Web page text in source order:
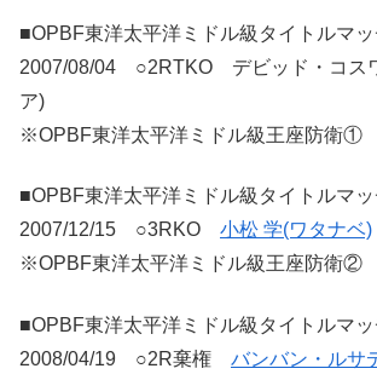
■OPBF東洋太平洋ミドル級タイトルマッ
2007/08/04 ○2RTKO デビッド・コス
ア)
※OPBF東洋太平洋ミドル級王座防衛①
■OPBF東洋太平洋ミドル級タイトルマッ
2007/12/15 ○3RKO 小松 学(ワタナベ)
※OPBF東洋太平洋ミドル級王座防衛②
■OPBF東洋太平洋ミドル級タイトルマッ
2008/04/19 ○2R棄権 バンバン・ルサ